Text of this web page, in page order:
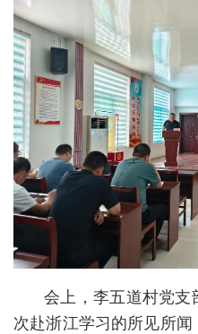
会上，李五道村党支
次赴浙江学习的所见所